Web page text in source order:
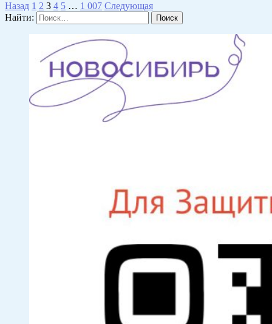
Назад 1 2 3 4 5 … 1 007 Следующая
Найти: